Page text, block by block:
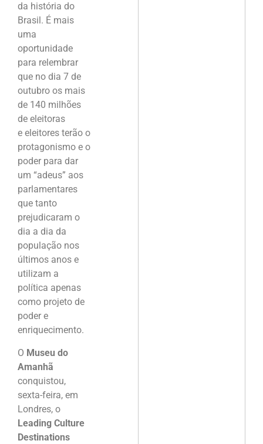
da história do
Brasil. É mais
uma
oportunidade
para relembrar
que no dia 7 de
outubro os mais
de 140 milhões
de eleitoras
e eleitores terão o
protagonismo e o
poder para dar
um “adeus” aos
parlamentares
que tanto
prejudicaram o
dia a dia da
população nos
últimos anos e
utilizam a
política apenas
como projeto de
poder e
enriquecimento.
O Museu do
Amanhã
conquistou,
sexta-feira, em
Londres, o
Leading Culture
Destinations